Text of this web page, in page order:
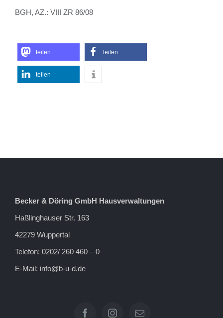
BGH, AZ.: VIII ZR 86/08
teilen teilen
teilen
Becker & Döring GmbH Hausverwaltungen
Haßlinghauser Str. 163
42279 Wuppertal
Telefon: 0202/ 260 460 – 0
E-Mail: info@b-u-d.de